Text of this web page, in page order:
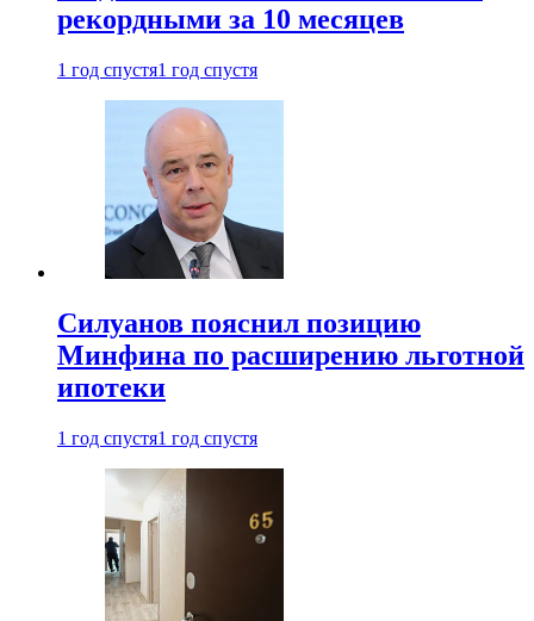
рекордными за 10 месяцев
1 год спустя1 год спустя
Силуанов пояснил позицию
Минфина по расширению льготной
ипотеки
1 год спустя1 год спустя